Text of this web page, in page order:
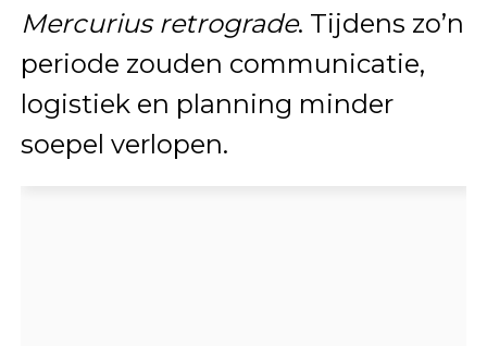
Mercurius retrograde. Tijdens zo’n
periode zouden communicatie,
logistiek en planning minder
soepel verlopen.